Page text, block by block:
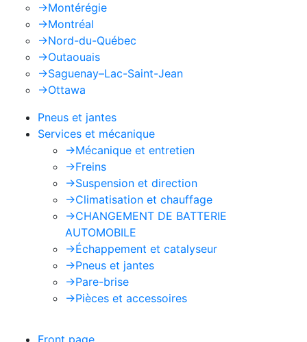
->Montérégie
->Montréal
->Nord-du-Québec
->Outaouais
->Saguenay–Lac-Saint-Jean
->Ottawa
Pneus et jantes
Services et mécanique
->Mécanique et entretien
->Freins
->Suspension et direction
->Climatisation et chauffage
->CHANGEMENT DE BATTERIE
AUTOMOBILE
->Échappement et catalyseur
->Pneus et jantes
->Pare-brise
->Pièces et accessoires
Front page